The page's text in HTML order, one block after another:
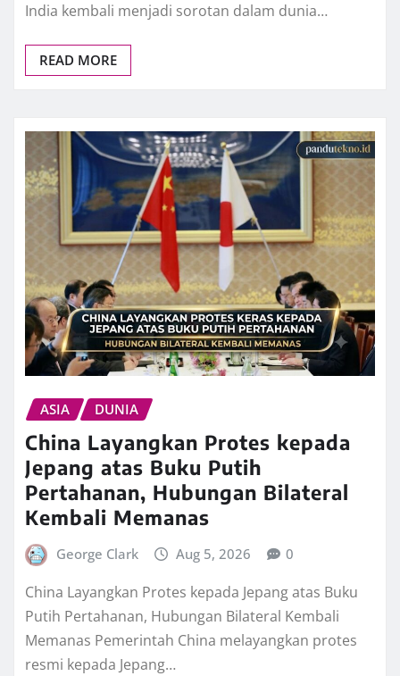
India kembali menjadi sorotan dalam dunia…
READ MORE
ASIA DUNIA
China Layangkan Protes kepada
Jepang atas Buku Putih
Pertahanan, Hubungan Bilateral
Kembali Memanas
George Clark Aug 5, 2026 0
China Layangkan Protes kepada Jepang atas Buku
Putih Pertahanan, Hubungan Bilateral Kembali
Memanas Pemerintah China melayangkan protes
resmi kepada Jepang…